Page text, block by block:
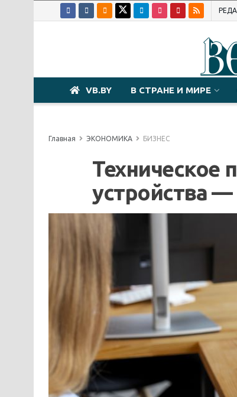
VB.BY В СТРАНЕ И МИРЕ
Главная ЭКОНОМИКА БИЗНЕС
Техническое
устройства